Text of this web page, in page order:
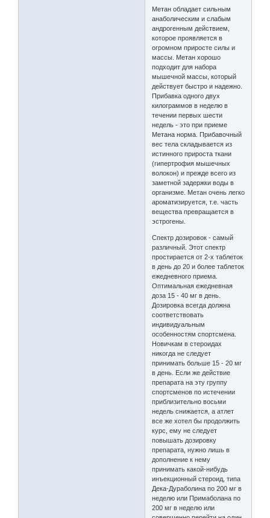
Метан обладает сильным
анаболическим и слабым
андрогенным действием,
которое проявляется в
огромном приросте силы и
массы. Метан хорошо
подходит для набора
мышечной массы, который
действует быстро и надежно.
Прибавка одного двух
килограммов в неделю в
течении первых шести
недель - это при приеме
Метана норма. Прибавочный
вес тела складывается из
истинного прироста ткани
(гипертрофия мышечных
волокон) и прежде всего из
заметной задержки воды в
организме. Метан очень легко
ароматизируется, т.е. часть
вещества превращается в
эстрогены.
Спектр дозировок - самый
различный. Этот спектр
простирается от 2-х таблеток
в день до 20 и более таблеток
ежедневного приема.
Оптимальная ежедневная
доза 15 - 40 мг в день.
Дозировка всегда должна
соответствовать
индивидуальным
особенностям спортсмена.
Новичкам в стероидах
никогда не следует
принимать больше 15 - 20 мг
в день. Если же действие
препарата на эту группу
спортсменов по истечении
приблизительно восьми
недель снижается, а атлет
все же хотел бы продолжить
курс, ему не следует
повышать дозировку
препарата, нужно лишь в
дополнение к нему
принимать какой-нибудь
инъекционный стероид, типа
Дека-Дураболина по 200 мг в
неделю или Примаболана по
200 мг в неделю или